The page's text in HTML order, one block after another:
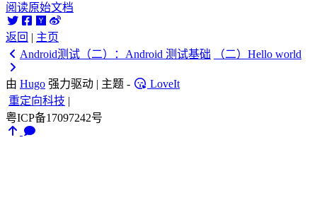
阅读原始文档
返回 | 主页
Android测试（二）：Android 测试基础
（二）Hello world
由 Hugo 强力驱动 | 主题 -
LoveIt
重定向科技 |
粤ICP备17097242号